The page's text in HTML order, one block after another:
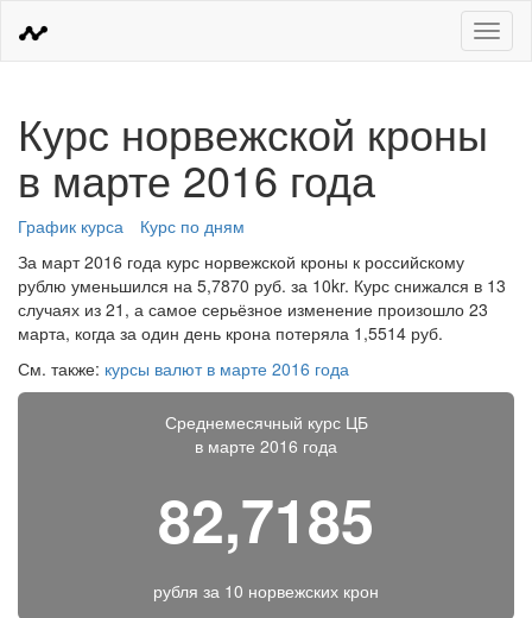
Меню
Курс норвежской кроны
в марте 2016 года
График курса
Курс по дням
За март 2016 года курс норвежской кроны к российскому
рублю уменьшился на 5,7870 руб. за 10kr. Курс снижался в 13
случаях из 21, а самое серьёзное изменение произошло 23
марта, когда за один день крона потеряла 1,5514 руб.
См. также: курсы валют в марте 2016 года
Среднемесячный курс ЦБ
в марте 2016 года
82,7185
рубля за 10 норвежских крон